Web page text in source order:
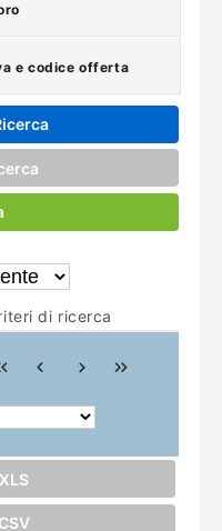
e codice offerta
di ricerca